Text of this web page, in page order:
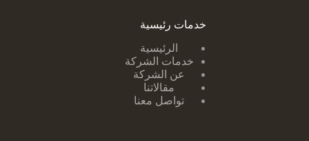
خدمات رئيسية
الرئيسية
خدمات الشركة
عن الشركة
مقالاتنا
تواصل معنا